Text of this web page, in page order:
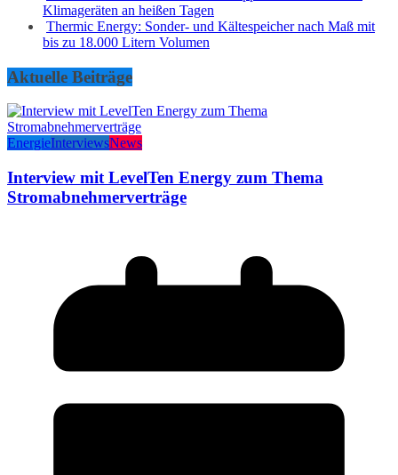
Klimageräten an heißen Tagen
Thermic Energy: Sonder- und Kältespeicher nach Maß mit
bis zu 18.000 Litern Volumen
Aktuelle Beiträge
EnergieInterviewsNews
Interview mit LevelTen Energy zum Thema
Stromabnehmerverträge